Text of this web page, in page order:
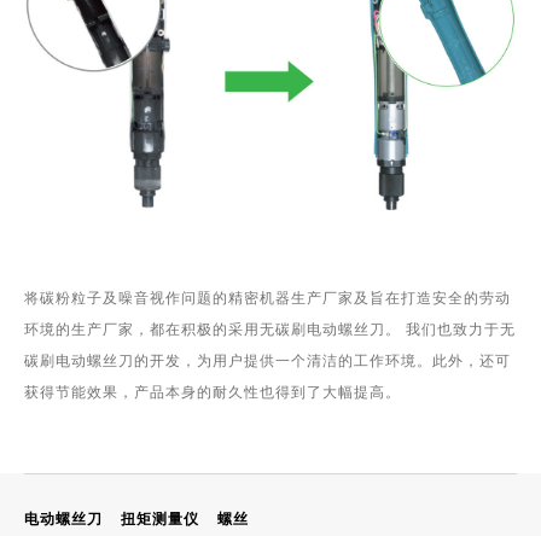
将碳粉粒子及噪音视作问题的精密机器生产厂家及旨在打造安全的劳动
环境的生产厂家，都在积极的采用无碳刷电动螺丝刀。 我们也致力于无
碳刷电动螺丝刀的开发，为用户提供一个清洁的工作环境。此外，还可
获得节能效果，产品本身的耐久性也得到了大幅提高。
电动螺丝刀 扭矩测量仪 螺丝